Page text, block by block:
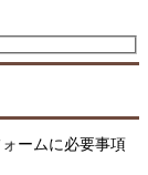
ームに必要事項